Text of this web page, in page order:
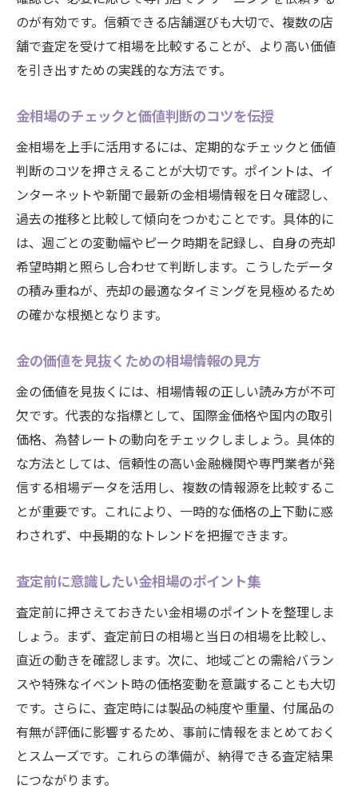
のが有効です。信頼できる店舗選びも大切で、複数の店
舗で査定を受けて相場を比較することが、より高い価値
を引き出すための実践的な方法です。
金相場のチェックと価値判断のコツを伝授
金相場を上手に活用するには、定期的なチェックと価値
判断のコツを押さえることが大切です。ポイントは、イ
ンターネットや新聞で最新の金相場情報を日々確認し、
過去の推移と比較して傾向をつかむことです。具体的に
は、週ごとの変動幅やピーク時期を記録し、自身の売却
希望時期と照らし合わせて判断します。こうしたデータ
の積み重ねが、売却の最適なタイミングを見極めるため
の確かな根拠となります。
金の価値を見抜くための相場情報の見方
金の価値を見抜くには、相場情報の正しい読み方が不可
欠です。代表的な指標として、国際金価格や国内の取引
価格、為替レートの動向をチェックしましょう。具体的
な方法としては、信頼性の高い金融機関や専門業者が発
信する相場データを活用し、複数の情報源を比較するこ
とが重要です。これにより、一時的な価格の上下動に惑
わされず、中長期的なトレンドを把握できます。
査定前に意識したい金相場のポイント集
査定前に押さえておきたい金相場のポイントを整理しま
しょう。まず、査定前日の相場と当日の相場を比較し、
直近の動きを確認します。次に、地域ごとの需給バラン
スや特殊なイベント時の価格変動を意識することも大切
です。さらに、査定時には製品の純度や重量、付属品の
有無が評価に影響するため、事前に情報をまとめておく
とスムーズです。これらの準備が、納得できる査定結果
につながります。